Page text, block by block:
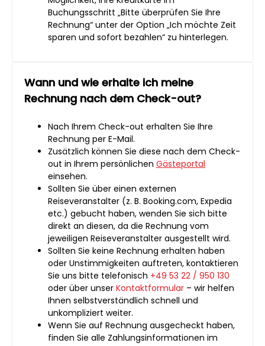
Buchungsschritt „Bitte überprüfen Sie Ihre
Rechnung“ unter der Option „Ich möchte Zeit
sparen und sofort bezahlen“ zu hinterlegen.
Wann und wie erhalte ich meine
Rechnung nach dem Check-out?
Nach Ihrem Check-out erhalten Sie Ihre
Rechnung per E-Mail.
Zusätzlich können Sie diese nach dem Check-
out in Ihrem persönlichen Gästeportal
einsehen.
Sollten Sie über einen externen
Reiseveranstalter (z. B. Booking.com, Expedia
etc.) gebucht haben, wenden Sie sich bitte
direkt an diesen, da die Rechnung vom
jeweiligen Reiseveranstalter ausgestellt wird.
Sollten Sie keine Rechnung erhalten haben
oder Unstimmigkeiten auftreten, kontaktieren
Sie uns bitte telefonisch +49 53 22 / 950 130
oder über unser Kontaktformular – wir helfen
Ihnen selbstverständlich schnell und
unkompliziert weiter.
Wenn Sie auf Rechnung ausgecheckt haben,
finden Sie alle Zahlungsinformationen im